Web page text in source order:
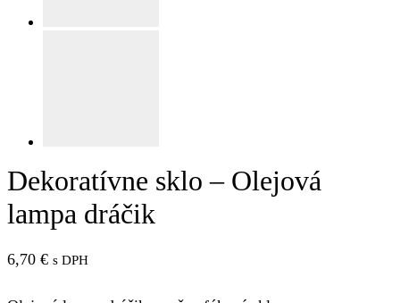
Dekoratívne sklo – Olejová
lampa dráčik
6,70 € s DPH